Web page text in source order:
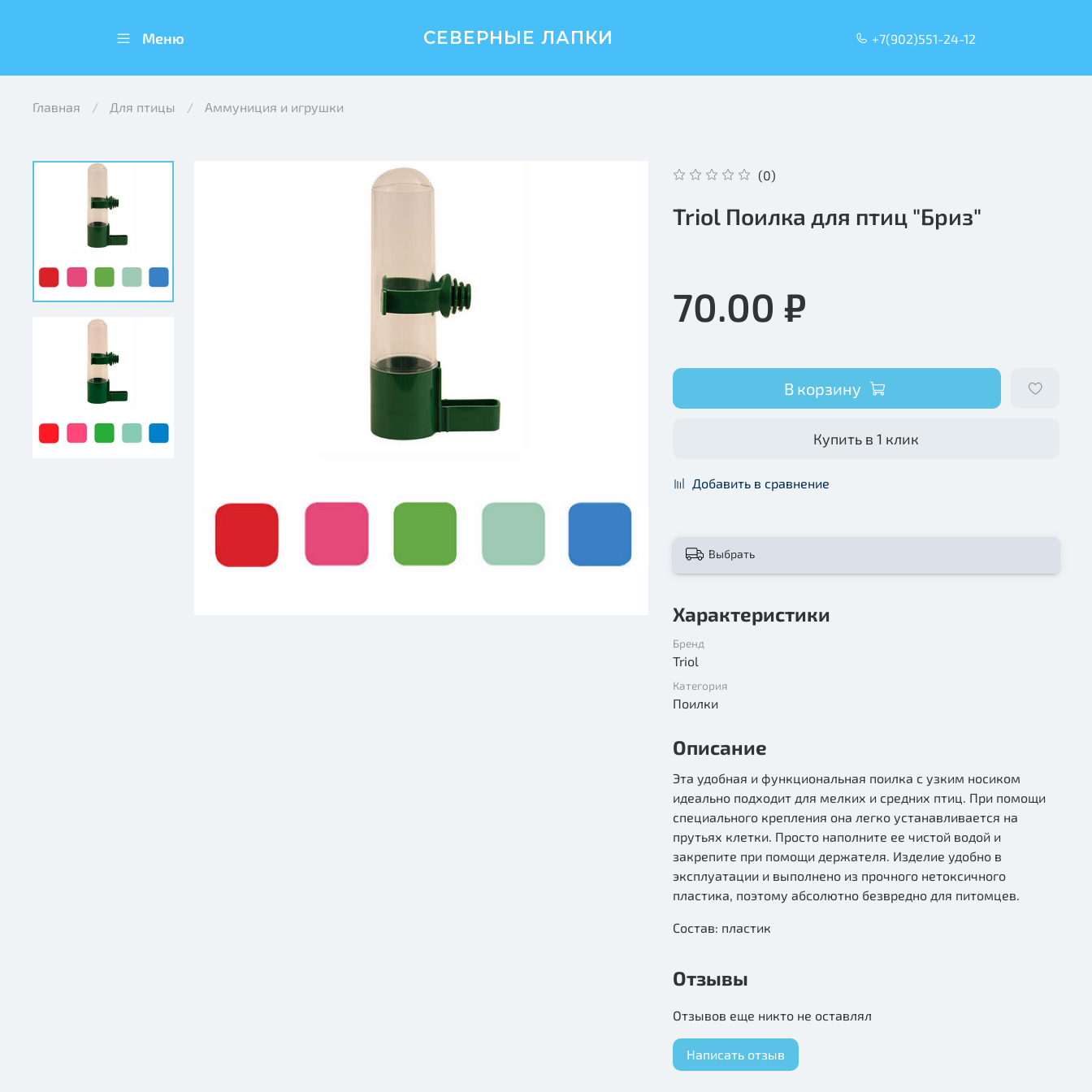
Меню СЕВЕРНЫЕ ЛАПКИ +7(902)551-24-12
Главная Для птицы Аммуниция и игрушки
(0)
Triol Поилка для птиц "Бриз"
70.00 ₽
В корзину
Купить в 1 клик
Добавить в сравнение
Выбрать
Характеристики
Бренд
Triol
Категория
Поилки
Описание
Эта удобная и функциональная поилка с узким носиком
идеально подходит для мелких и средних птиц. При помощи
специального крепления она легко устанавливается на
прутьях клетки. Просто наполните ее чистой водой и
закрепите при помощи держателя. Изделие удобно в
эксплуатации и выполнено из прочного нетоксичного
пластика, поэтому абсолютно безвредно для питомцев.
Состав: пластик
Отзывы
Отзывов еще никто не оставлял
Написать отзыв